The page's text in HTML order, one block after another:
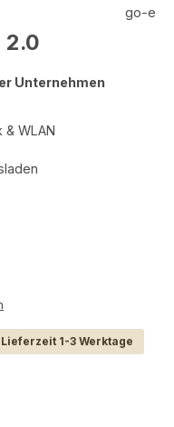
5 Sternen
go-e
2.0
Unternehmen
WLAN
1-3 Werktage